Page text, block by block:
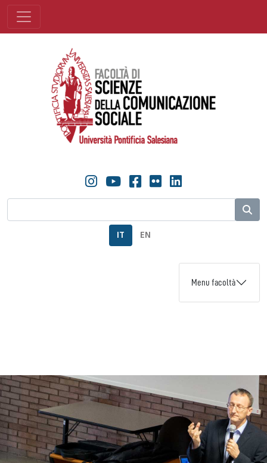
IT EN
Menu facoltà